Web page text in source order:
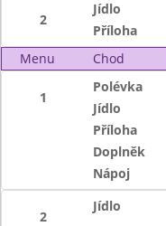
2
Jídlo
Příloha
Menu
Chod
1
Polévka
Jídlo
Příloha
Doplněk
Nápoj
2
Jídlo